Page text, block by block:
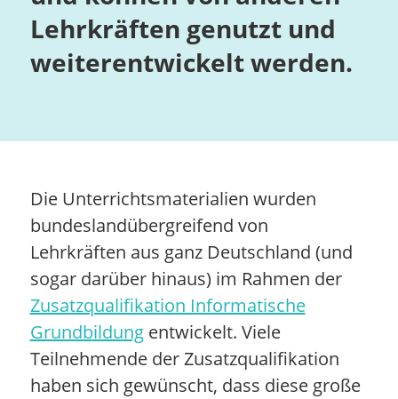
Lehrkräften genutzt und
weiterentwickelt werden.
Die Unterrichtsmaterialien wurden
bundeslandübergreifend von
Lehrkräften aus ganz Deutschland (und
sogar darüber hinaus) im Rahmen der
Zusatzqualifikation Informatische
Grundbildungentwickelt. Viele
Teilnehmende der Zusatzqualifikation
haben sich gewünscht, dass diese große